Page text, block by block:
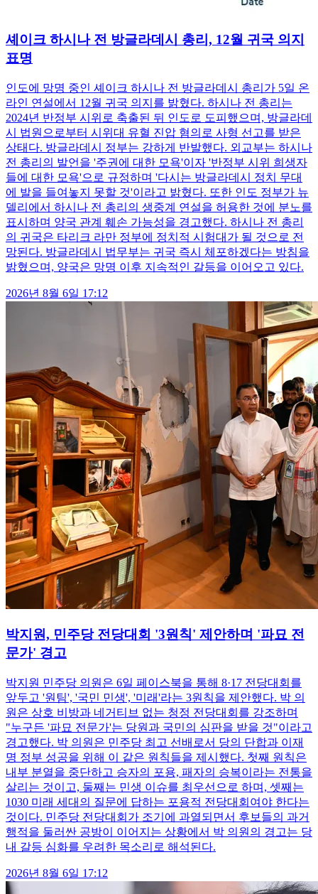
셰이크 하시나 전 방글라데시 총리, 12월 귀국 의지
표명
인도에 망명 중인 셰이크 하시나 전 방글라데시 총리가 5일 온
라인 연설에서 12월 귀국 의지를 밝혔다. 하시나 전 총리는
2024년 반정부 시위로 축출된 뒤 인도로 도피했으며, 방글라데
시 법원으로부터 시위대 유혈 진압 혐의로 사형 선고를 받은
상태다. 방글라데시 정부는 강하게 반발했다. 외교부는 하시나
전 총리의 발언을 '주권에 대한 모욕'이자 '반정부 시위 희생자
들에 대한 모욕'으로 규정하며 '다시는 방글라데시 정치 무대
에 발을 들여놓지 못할 것'이라고 밝혔다. 또한 인도 정부가 뉴
델리에서 하시나 전 총리의 생중계 연설을 허용한 것에 분노를
표시하며 양국 관계 훼손 가능성을 경고했다. 하시나 전 총리
의 귀국은 타리크 라만 정부에 정치적 시험대가 될 것으로 전
망된다. 방글라데시 법무부는 귀국 즉시 체포하겠다는 방침을
밝혔으며, 양국은 망명 이후 지속적인 갈등을 이어오고 있다.
2026년 8월 6일 17:12
박지원, 민주당 전당대회 '3원칙' 제안하며 '파묘 전
문가' 경고
박지원 민주당 의원은 6일 페이스북을 통해 8·17 전당대회를
앞두고 '원팀', '국민 민생', '미래'라는 3원칙을 제안했다. 박 의
원은 상호 비방과 네거티브 없는 청정 전당대회를 강조하며
"누구든 '파묘 전문가'는 당원과 국민의 심판을 받을 것"이라고
경고했다. 박 의원은 민주당 최고 선배로서 당의 단합과 이재
명 정부 성공을 위해 이 같은 원칙들을 제시했다. 첫째 원칙은
내부 분열을 중단하고 승자의 포용, 패자의 승복이라는 전통을
살리는 것이고, 둘째는 민생 이슈를 최우선으로 하며, 셋째는
1030 미래 세대의 질문에 답하는 포용적 전당대회여야 한다는
것이다. 민주당 전당대회가 조기에 과열되면서 후보들의 과거
행적을 둘러싼 공방이 이어지는 상황에서 박 의원의 경고는 당
내 갈등 심화를 우려한 목소리로 해석된다.
2026년 8월 6일 17:12